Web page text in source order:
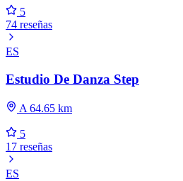
5
74 reseñas
ES
Estudio De Danza Step
A 64.65 km
5
17 reseñas
ES